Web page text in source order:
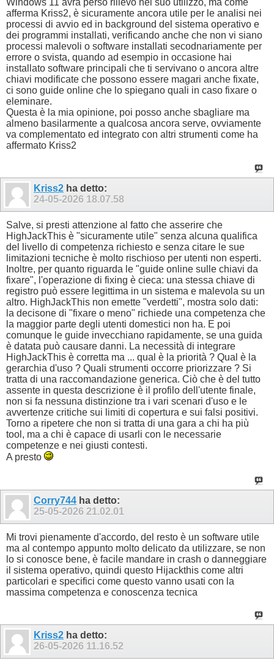
Windows 11 avrà perso rilievo nel suo utilizzo, ma come
afferma Kriss2, è sicuramente ancora utile per le analisi nei
processi di avvio ed in background del sistema operativo e
dei programmi installati, verificando anche che non vi siano
processi malevoli o software installati secodnariamente per
errore o svista, quando ad esempio in occasione hai
installato software principali che ti servivano o ancora altre
chiavi modificate che possono essere magari anche fixate,
ci sono guide online che lo spiegano quali in caso fixare o
eleminare.
Questa è la mia opinione, poi posso anche sbagliare ma
almeno basilarmente a qualcosa ancora serve, ovviamente
va complementato ed integrato con altri strumenti come ha
affermato Kriss2
Kriss2 ha detto:
24-05-2026 18.07.58
Salve, si presti attenzione al fatto che asserire che
HighJackThis è "sicuramente utile" senza alcuna qualifica
del livello di competenza richiesto e senza citare le sue
limitazioni tecniche è molto rischioso per utenti non esperti.
Inoltre, per quanto riguarda le "guide online sulle chiavi da
fixare", l'operazione di fixing è cieca: una stessa chiave di
registro può essere legittima in un sistema e malevola su un
altro. HighJackThis non emette "verdetti", mostra solo dati:
la decisone di "fixare o meno" richiede una competenza che
la maggior parte degli utenti domestici non ha. E poi
comunque le guide invecchiano rapidamente, se una guida
è datata può causare danni. La necessità di integrare
HighJackThis è corretta ma ... qual è la priorità ? Qual è la
gerarchia d'uso ? Quali strumenti occorre priorizzare ? Si
tratta di una raccomandazione generica. Ciò che è del tutto
assente in questa descrizione è il profilo dell'utente finale,
non si fa nessuna distinzione tra i vari scenari d'uso e le
avvertenze critiche sui limiti di copertura e sui falsi positivi.
Torno a ripetere che non si tratta di una gara a chi ha più
tool, ma a chi è capace di usarli con le necessarie
competenze e nei giusti contesti.
A presto
Corry744 ha detto:
25-05-2026 21.02.01
Mi trovi pienamente d'accordo, del resto è un software utile
ma al contempo appunto molto delicato da utilizzare, se non
lo si conosce bene, è facile mandare in crash o danneggiare
il sistema operativo, quindi questo Hijackthis come altri
particolari e specifici come questo vanno usati con la
massima competenza e conoscenza tecnica
Kriss2 ha detto:
26-05-2026 11.16.52